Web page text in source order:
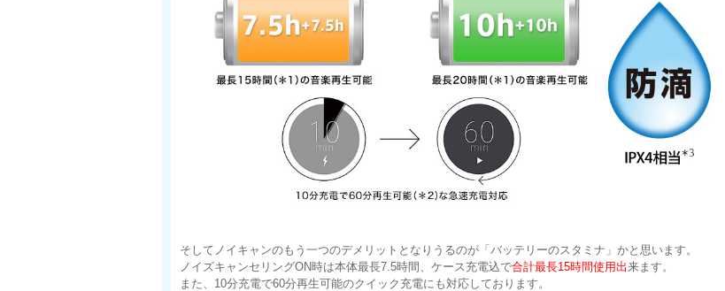
そしてノイキャンのもう一つのデメリットとなりうるのが「バッテリーのスタミナ」かと思います。
ノイズキャンセリングON時は本体最長7.5時間、ケース充電込で合計最長15時間使用出来ます。
また、10分充電で60分再生可能のクイック充電にも対応しております。